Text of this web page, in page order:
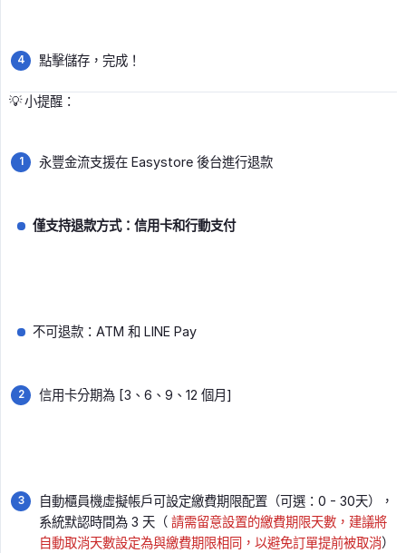
點擊儲存，完成！
💡 小提醒：
永豐金流支援在 Easystore 後台進行退款
僅支持退款方式：信用卡和行動支付
不可退款：ATM 和 LINE Pay
信用卡分期為 [3、6、9、12 個月]
自動櫃員機虛擬帳戶可設定繳費期限配置（可選：0 - 30天），
系統默認時間為 3 天（ 請需留意設置的繳費期限天數，建議將
自動取消天數設定為與繳費期限相同，以避免訂單提前被取消）